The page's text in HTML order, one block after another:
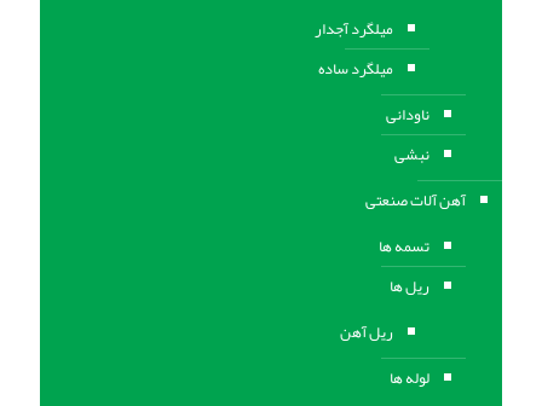
میلگرد آجدار
میلگرد ساده
ناودانی
نبشی
آهن آلات صنعتی
تسمه ها
ریل ها
ریل آهن
لوله ها